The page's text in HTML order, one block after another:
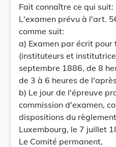
Fait connaître ce qui suit:
L'examen prévu à l'art.
comme suit:
a) Examen par écrit pour
(instituteurs et
septembre 1886, de 8
de 3 à 6 heures de
b) Le jour de l'épreuve
commission d'examen,
dispositions du
Luxembourg, le 7 juillet
Le Comité permanent,